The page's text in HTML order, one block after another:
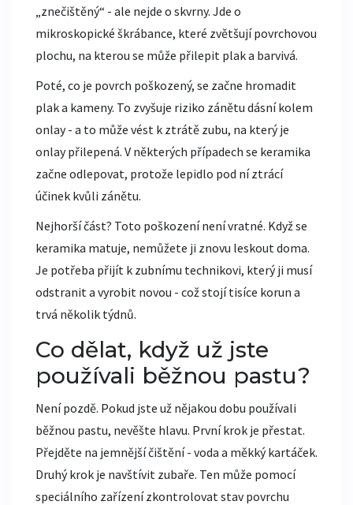
„znečištěný“ - ale nejde o skvrny. Jde o
mikroskopické škrábance, které zvětšují povrchovou
plochu, na kterou se může přilepit plak a barvivá.
Poté, co je povrch poškozený, se začne hromadit
plak a kameny. To zvyšuje riziko zánětu dásní kolem
onlay - a to může vést k ztrátě zubu, na který je
onlay přilepená. V některých případech se keramika
začne odlepovat, protože lepidlo pod ní ztrácí
účinek kvůli zánětu.
Nejhorší část? Toto poškození není vratné. Když se
keramika matuje, nemůžete ji znovu leskout doma.
Je potřeba přijít k zubnímu technikovi, který ji musí
odstranit a vyrobit novou - což stojí tisíce korun a
trvá několik týdnů.
Co dělat, když už jste
používali běžnou pastu?
Není pozdě. Pokud jste už nějakou dobu používali
běžnou pastu, nevěšte hlavu. První krok je přestat.
Přejděte na jemnější čištění - voda a měkký kartáček.
Druhý krok je navštívit zubaře. Ten může pomocí
speciálního zařízení zkontrolovat stav povrchu